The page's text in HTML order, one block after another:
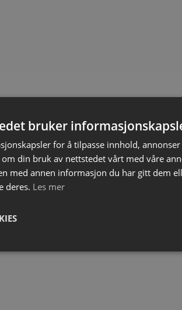
bruker
for å tilpasse innhold,
din bruk av nettstedet vårt med våre
med annen informasjon du har gitt dem
deres. Les mer